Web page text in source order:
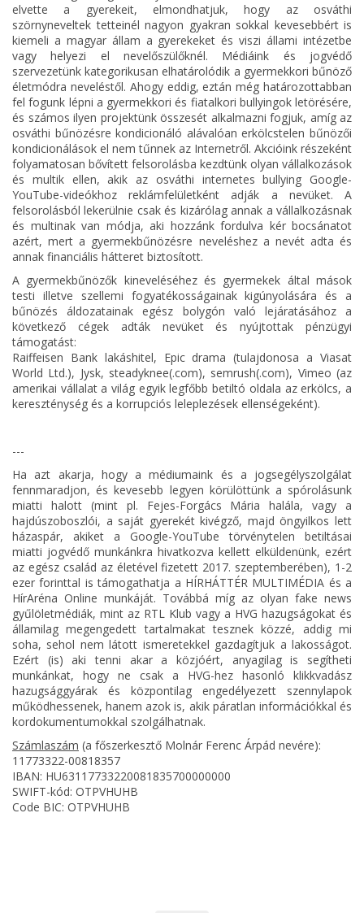
elvette a gyerekeit, elmondhatjuk, hogy az osváthi
szörnyneveltek tetteinél nagyon gyakran sokkal kevesebbért is
kiemeli a magyar állam a gyerekeket és viszi állami intézetbe
vagy helyezi el nevelőszülőknél. Médiáink és jogvédő
szervezetünk kategorikusan elhatárolódik a gyermekkori bűnöző
életmódra neveléstől. Ahogy eddig, eztán még határozottabban
fel fogunk lépni a gyermekkori és fiatalkori bullyingok letörésére,
és számos ilyen projektünk összesét alkalmazni fogjuk, amíg az
osváthi bűnözésre kondicionáló alávalóan erkölcstelen bűnözői
kondicionálások el nem tűnnek az Internetről. Akcióink részeként
folyamatosan bővített felsorolásba kezdtünk olyan vállalkozások
és multik ellen, akik az osváthi internetes bullying Google-
YouTube-videókhoz reklámfelületként adják a nevüket. A
felsorolásból lekerülnie csak és kizárólag annak a vállalkozásnak
és multinak van módja, aki hozzánk fordulva kér bocsánatot
azért, mert a gyermekbűnözésre neveléshez a nevét adta és
annak financiális hátteret biztosított.
A gyermekbűnözők kineveléséhez és gyermekek által mások
testi illetve szellemi fogyatékosságainak kigúnyolására és a
bűnözés áldozatainak egész bolygón való lejáratásához a
következő cégek adták nevüket és nyújtottak pénzügyi
támogatást:
Raiffeisen Bank lakáshitel, Epic drama (tulajdonosa a Viasat
World Ltd.), Jysk, steadyknee(.com), semrush(.com), Vimeo (az
amerikai vállalat a világ egyik legfőbb betiltó oldala az erkölcs, a
kereszténység és a korrupciós leleplezések ellenségeként).
---
Ha azt akarja, hogy a médiumaink és a jogsegélyszolgálat
fennmaradjon, és kevesebb legyen körülöttünk a spórolásunk
miatti halott (mint pl. Fejes-Forgács Mária halála, vagy a
hajdúszoboszlói, a saját gyerekét kivégző, majd öngyilkos lett
házaspár, akiket a Google-YouTube törvénytelen betiltásai
miatti jogvédő munkánkra hivatkozva kellett elküldenünk, ezért
az egész család az életével fizetett 2017. szeptemberében), 1-2
ezer forinttal is támogathatja a HÍRHÁTTÉR MULTIMÉDIA és a
HírAréna Online munkáját. Továbbá míg az olyan fake news
gyűlöletmédiák, mint az RTL Klub vagy a HVG hazugságokat és
államilag megengedett tartalmakat tesznek közzé, addig mi
soha, sehol nem látott ismeretekkel gazdagítjuk a lakosságot.
Ezért (is) aki tenni akar a közjóért, anyagilag is segítheti
munkánkat, hogy ne csak a HVG-hez hasonló klikkvadász
hazugsággyárak és központilag engedélyezett szennylapok
működhessenek, hanem azok is, akik páratlan információkkal és
kordokumentumokkal szolgálhatnak.
Számlaszám (a főszerkesztő Molnár Ferenc Árpád nevére):
11773322-00818357
IBAN: HU63117733220081835700000000
SWIFT-kód: OTPVHUHB
Code BIC: OTPVHUHB